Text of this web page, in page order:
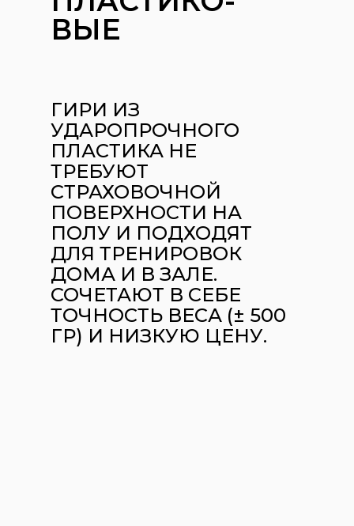
ВЫЕ
ГИРИ ИЗ
УДАРОПРОЧНОГО
ПЛАСТИКА НЕ
ТРЕБУЮТ
СТРАХОВОЧНОЙ
ПОВЕРХНОСТИ НА
ПОЛУ И ПОДХОДЯТ
ДЛЯ ТРЕНИРОВОК
ДОМА И В ЗАЛЕ.
СОЧЕТАЮТ В СЕБЕ
ТОЧНОСТЬ ВЕСА (± 500
ГР) И НИЗКУЮ ЦЕНУ.